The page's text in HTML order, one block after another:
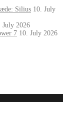
Silius 10. July
July 2026
7 10. July 2026